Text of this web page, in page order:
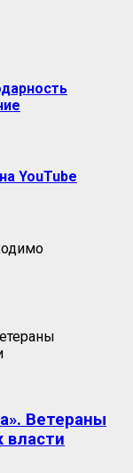
YouTube
Ветераны
власти